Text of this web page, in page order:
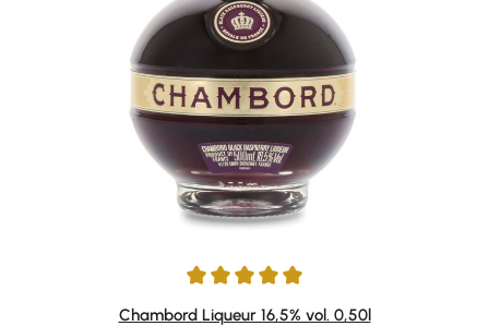
Durchschnittliche Bewertung von 5 von 5 Sternen
Chambord Liqueur 16,5% vol. 0,50l